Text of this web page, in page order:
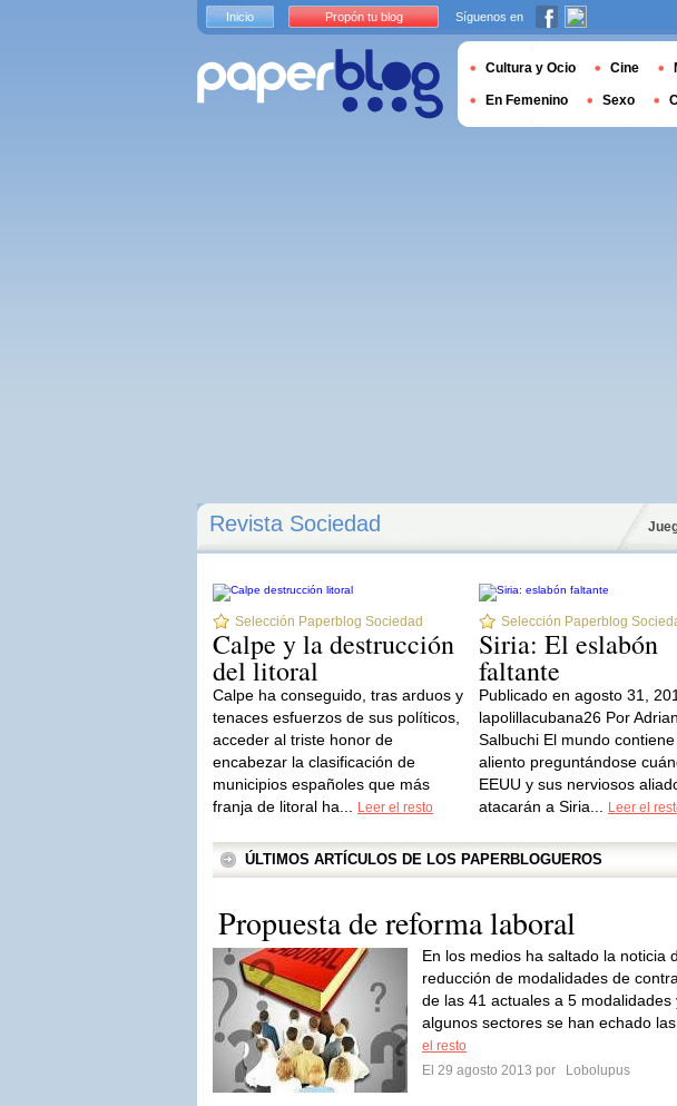
Revista Sociedad
Selección Paperblog Sociedad
Calpe y la destrucción
del litoral
Calpe ha conseguido, tras arduos y
tenaces esfuerzos de sus políticos,
acceder al triste honor de
encabezar la clasificación de
municipios españoles que más
franja de litoral ha...
Leer el resto
Selección Paperblog
Siria: El eslabón
faltante
Publicado en agosto 31,
lapolillacubana26 Por Adrian
Salbuchi El mundo
aliento preguntándose
EEUU y sus nerviosos
atacarán a Siria...
Leer el
ÚLTIMOS ARTÍCULOS DE LOS PAPERBLOGUEROS
Propuesta de reforma laboral
En los medios ha saltado la noticia
reducción de modalidades de
de las 41 actuales a 5 modalidades
algunos sectores se han echado
el resto
El 29 agosto 2013 por
Lobolupus
Inicio Propón tu blog Síguenos en
Cultura y Ocio Cine
En Femenino Sexo